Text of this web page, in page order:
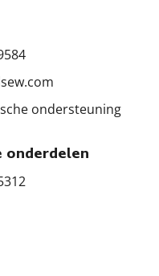
ondersteuning
onderdelen